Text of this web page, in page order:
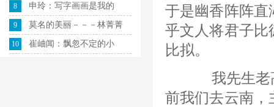
8 申玲：写字画画是我的
9 莫名的美丽－－－林菁菁
10 崔岫闻：飘忽不定的小
于是幽香阵阵直
乎文人将君子比
比拟。
我先生老高
前我们去云南，